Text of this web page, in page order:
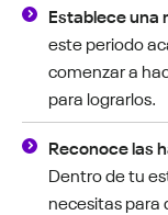
Establece una
este periodo
comenzar a
para lograrlos.
Reconoce las
Dentro de tu
necesitas para